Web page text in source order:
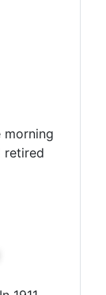
morning
retired